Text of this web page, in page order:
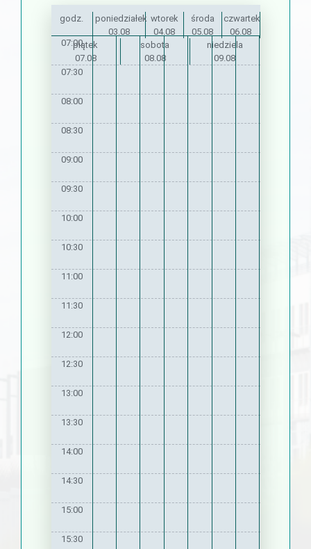
godz.
poniedziałek
03.08
wtorek
04.08
środa
05.08
czwartek
06.08
piątek
07.08
sobota
08.08
niedziela
09.08
07:00
07:30
08:00
08:30
09:00
09:30
10:00
10:30
11:00
11:30
12:00
12:30
13:00
13:30
14:00
14:30
15:00
15:30